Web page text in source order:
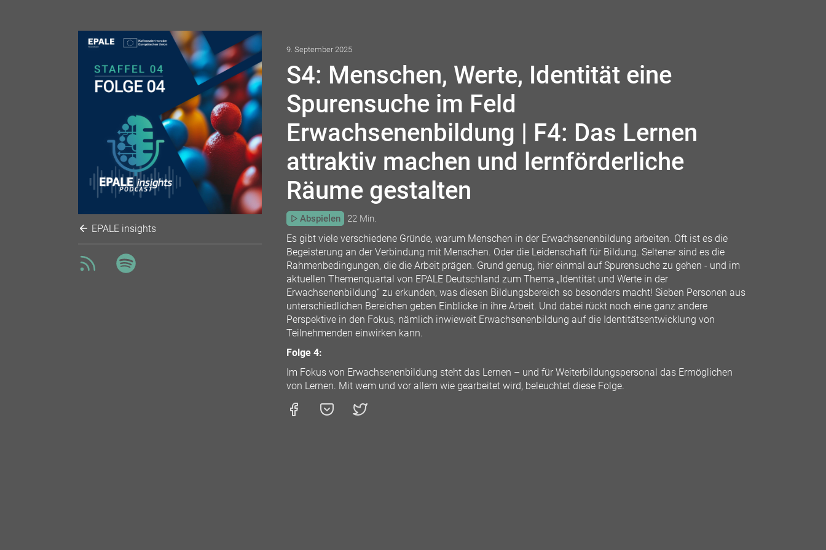
EPALE insights
9. September 2025
S4: Menschen, Werte, Identität eine
Spurensuche im Feld
Erwachsenenbildung | F4: Das Lernen
attraktiv machen und lernförderliche
Räume gestalten
Abspielen 22 Min.
Es gibt viele verschiedene Gründe, warum Menschen in der Erwachsenenbildung arbeiten. Oft ist es die
Begeisterung an der Verbindung mit Menschen. Oder die Leidenschaft für Bildung. Seltener sind es die
Rahmenbedingungen, die die Arbeit prägen. Grund genug, hier einmal auf Spurensuche zu gehen - und im
aktuellen Themenquartal von EPALE Deutschland zum Thema „Identität und Werte in der
Erwachsenenbildung“ zu erkunden, was diesen Bildungsbereich so besonders macht! Sieben Personen aus
unterschiedlichen Bereichen geben Einblicke in ihre Arbeit. Und dabei rückt noch eine ganz andere
Perspektive in den Fokus, nämlich inwieweit Erwachsenenbildung auf die Identitätsentwicklung von
Teilnehmenden einwirken kann.
Folge 4:
Im Fokus von Erwachsenenbildung steht das Lernen – und für Weiterbildungspersonal das Ermöglichen
von Lernen. Mit wem und vor allem wie gearbeitet wird, beleuchtet diese Folge.